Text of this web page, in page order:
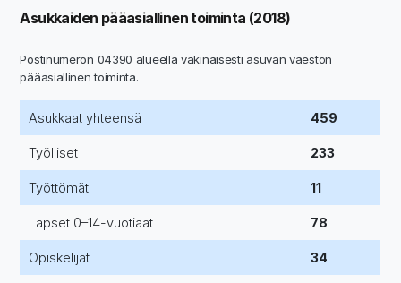
Asukkaiden pääasiallinen toiminta (2018)
Postinumeron 04390 alueella vakinaisesti asuvan väestön
pääasiallinen toiminta.
Asukkaat yhteensä 459
Työlliset 233
Työttömät 11
Lapset 0–14-vuotiaat 78
Opiskelijat 34